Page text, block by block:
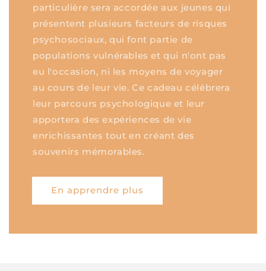
particulière sera accordée aux jeunes qui
présentent plusieurs facteurs de risques
psychosociaux, qui font partie de
populations vulnérables et qui n'ont pas
eu l'occasion, ni les moyens de voyager
au cours de leur vie. Ce cadeau célébrera
leur parcours psychologique et leur
apportera des expériences de vie
enrichissantes tout en créant des
souvenirs mémorables.
En apprendre plus